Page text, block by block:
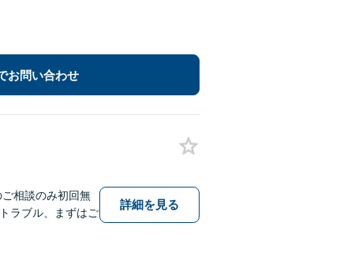
お問い合わせ
相談のみ初回無
ラブル、まずはご
詳細を見る